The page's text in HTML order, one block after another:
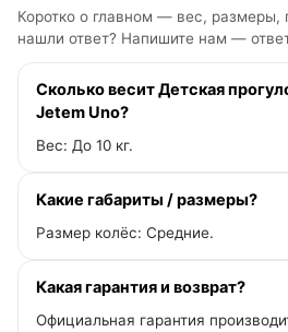
Коротко о главном — вес, размеры,
нашли ответ? Напишите нам —
Сколько весит Детская
Jetem Uno?
Вес: До 10 кг.
Какие габариты / размеры?
Размер колёс: Средние.
Какая гарантия и возврат?
Официальная гарантия